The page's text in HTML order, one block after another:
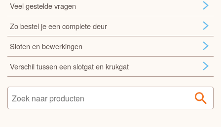
Veel gestelde vragen
Zo bestel je een complete deur
Sloten en bewerkingen
Verschil tussen een slotgat en krukgat